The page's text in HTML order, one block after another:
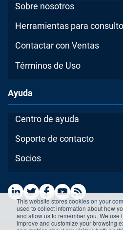
This website stores cookies on your
used to collect information about how
and allow us to remember you. We use
improve and customize your browsing
Sobre nosotros
Herramientas para
Contactar con Ventas
Términos de Uso
Ayuda
Centro de ayuda
Soporte de contacto
Socios